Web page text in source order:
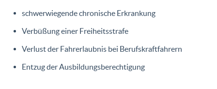
schwerwiegende chronische Erkrankung
Verbüßung einer Freiheitsstrafe
Verlust der Fahrerlaubnis bei Berufskraftfahrern
Entzug der Ausbildungsberechtigung